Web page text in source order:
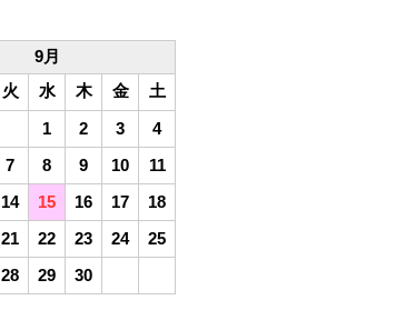
9月
火 水 木 金
土
1
2 3
4
7 8 9 10
11
14 15 16 17
18
21 22 23 24
25
28 29 30